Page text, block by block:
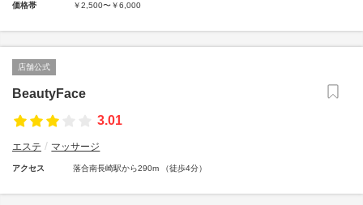
価格帯
￥2,500〜￥6,000
店舗公式
BeautyFace
3.01
エステ マッサージ
アクセス 落合南長崎駅から290m （徒歩4分）